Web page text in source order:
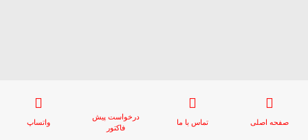
صفحه اصلی تماس با ما
درخواست پیش
فاکتور
واتساپ